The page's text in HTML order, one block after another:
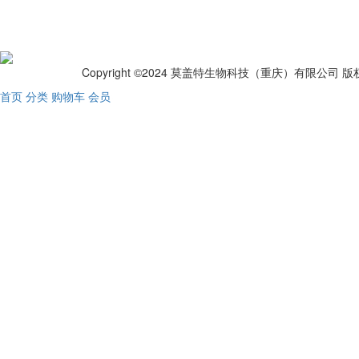
Copyright ©2024 莫盖特生物科技（重庆）有限公司 版
首页 分类 购物车 会员